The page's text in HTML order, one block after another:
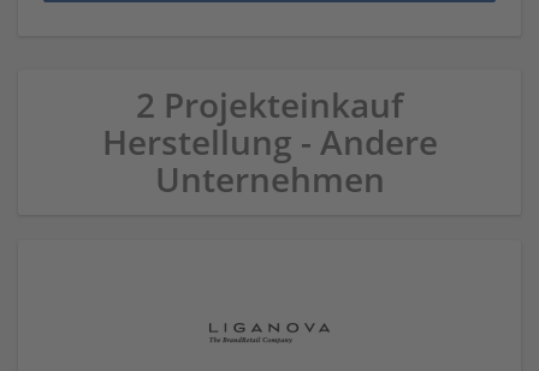
2 Projekteinkauf
Herstellung - Andere
Unternehmen